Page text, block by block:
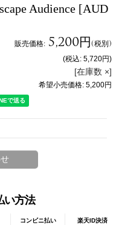
Audience [AUD
販売価格: 5,200円(税別)
(税込: 5,720円)
[在庫数 ×]
希望小売価格: 5,200円
い方法
コンビニ払い 楽天ID決済